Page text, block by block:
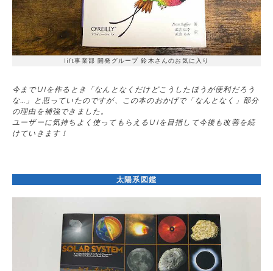
lift事業部 開発グループ 鈴木さんのお気に入り
今までUIを作るとき「なんとなくだけどこうしたほうが便利だろう
な…」と思っていたのですが、この本のおかげで「なんとなく」部分
の理由を補強できました。
ユーザーに気持ちよく使ってもらえるUIを目指して今後も改善を続
けていきます！
太陽系図鑑